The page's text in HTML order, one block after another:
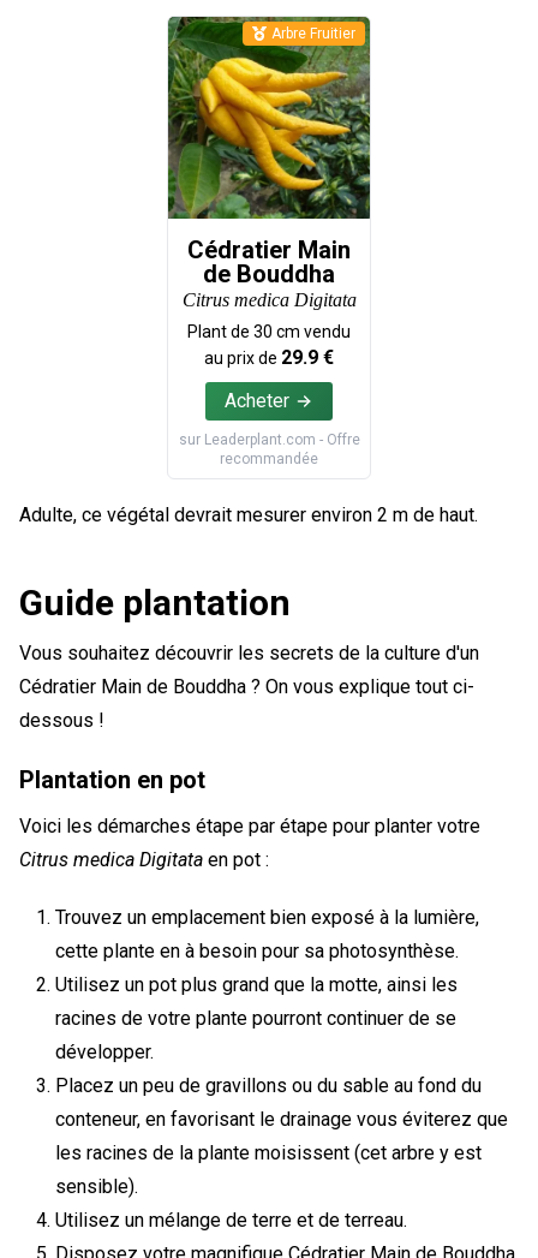
Cédratier Main
de Bouddha
Citrus medica Digitata
Plant de 30 cm vendu
au prix de 29.9 €
Acheter
sur Leaderplant.com - Offre
recommandée
Arbre Fruitier
Adulte, ce végétal devrait mesurer environ 2 m de haut.
Guide plantation
Vous souhaitez découvrir les secrets de la culture d'un
Cédratier Main de Bouddha ? On vous explique tout ci-
dessous !
Plantation en pot
Voici les démarches étape par étape pour planter votre
Citrus medica Digitata en pot :
Trouvez un emplacement bien exposé à la lumière,
cette plante en à besoin pour sa photosynthèse.
Utilisez un pot plus grand que la motte, ainsi les
racines de votre plante pourront continuer de se
développer.
Placez un peu de gravillons ou du sable au fond du
conteneur, en favorisant le drainage vous éviterez que
les racines de la plante moisissent (cet arbre y est
sensible).
Utilisez un mélange de terre et de terreau.